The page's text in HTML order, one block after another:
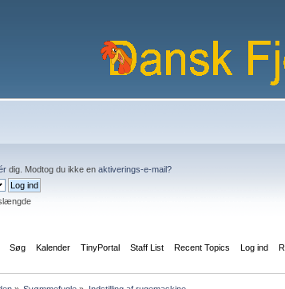
dig. Modtog du ikke en aktiverings-e-mail?
Søg Kalender TinyPortal Staff List Recent Topics Log ind